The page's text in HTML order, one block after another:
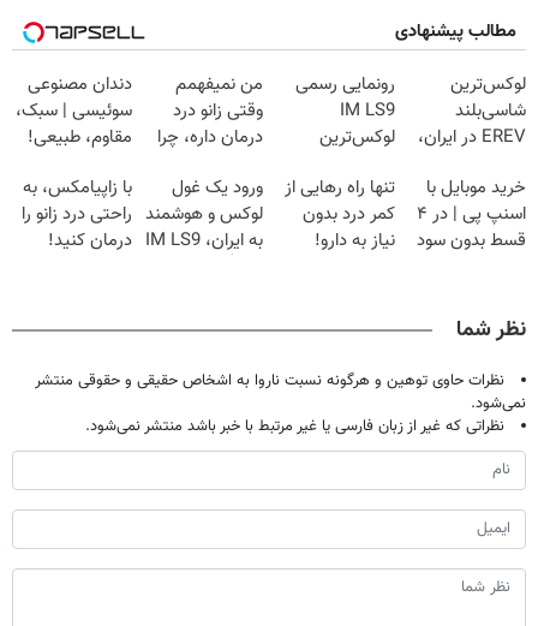
مطالب پیشنهادی
لوکس‌ترین
شاسی‌بلند
EREV در ایران،
رونمایی شد!
رونمایی رسمی
IM LS9
لوکس‌ترین
من نمیفهمم
وقتی زانو درد
درمان داره، چرا
تحمل میکنی؟❗
دندان مصنوعی
سوئیسی | سبک،
مقاوم، طبیعی!
رایگان+پرداخت
اقساطی😍
خرید موبایل با
اسنپ پی | در ۴
قسط بدون سود
تنها راه رهایی از
کمر درد بدون
نیاز به دارو!
ورود یک غول
لوکس و هوشمند
به ایران، IM LS9
با زاپیامکس، به
راحتی درد زانو را
درمان کنید!
نظر شما
نظرات حاوی توهین و هرگونه نسبت ناروا به اشخاص حقیقی و حقوقی منتشر
نمی‌شود.
نظراتی که غیر از زبان فارسی یا غیر مرتبط با خبر باشد منتشر نمی‌شود.